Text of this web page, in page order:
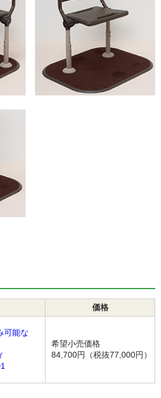
価格
可能な
希望小売価格
84,700円（税抜77,000円）